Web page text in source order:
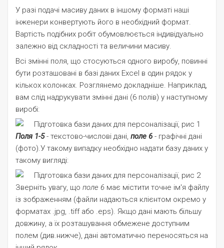
У разі подачі масиву даних в іншому форматі наші
інженери конвертують його в необхідний формат.
Вартість подібних робіт обумовлюється індивідуально
залежно від складності та величини масиву.
Всі змінні поля, що стосуються одного виробу, повинні
бути розташовані в базі даних Excel в один рядок у
кількох колонках. Розглянемо докладніше. Наприклад,
вам слід надрукувати змінні дані (6 полів) у наступному
виробі:
Поля 1-5- текстово-числові дані, поле 6 - графічні дані
(фото).У такому випадку необхідно надати базу даних у
такому вигляді:
Зверніть увагу, що поле 6 має містити точне ім'я файлу
із зображенням (файли надаються клієнтом окремо у
форматах .jpg, .tiff або .eps). Якщо дані мають більшу
довжину, а їх розташування обмежене доступним
полем (див.нижче), дані автоматично переносяться на